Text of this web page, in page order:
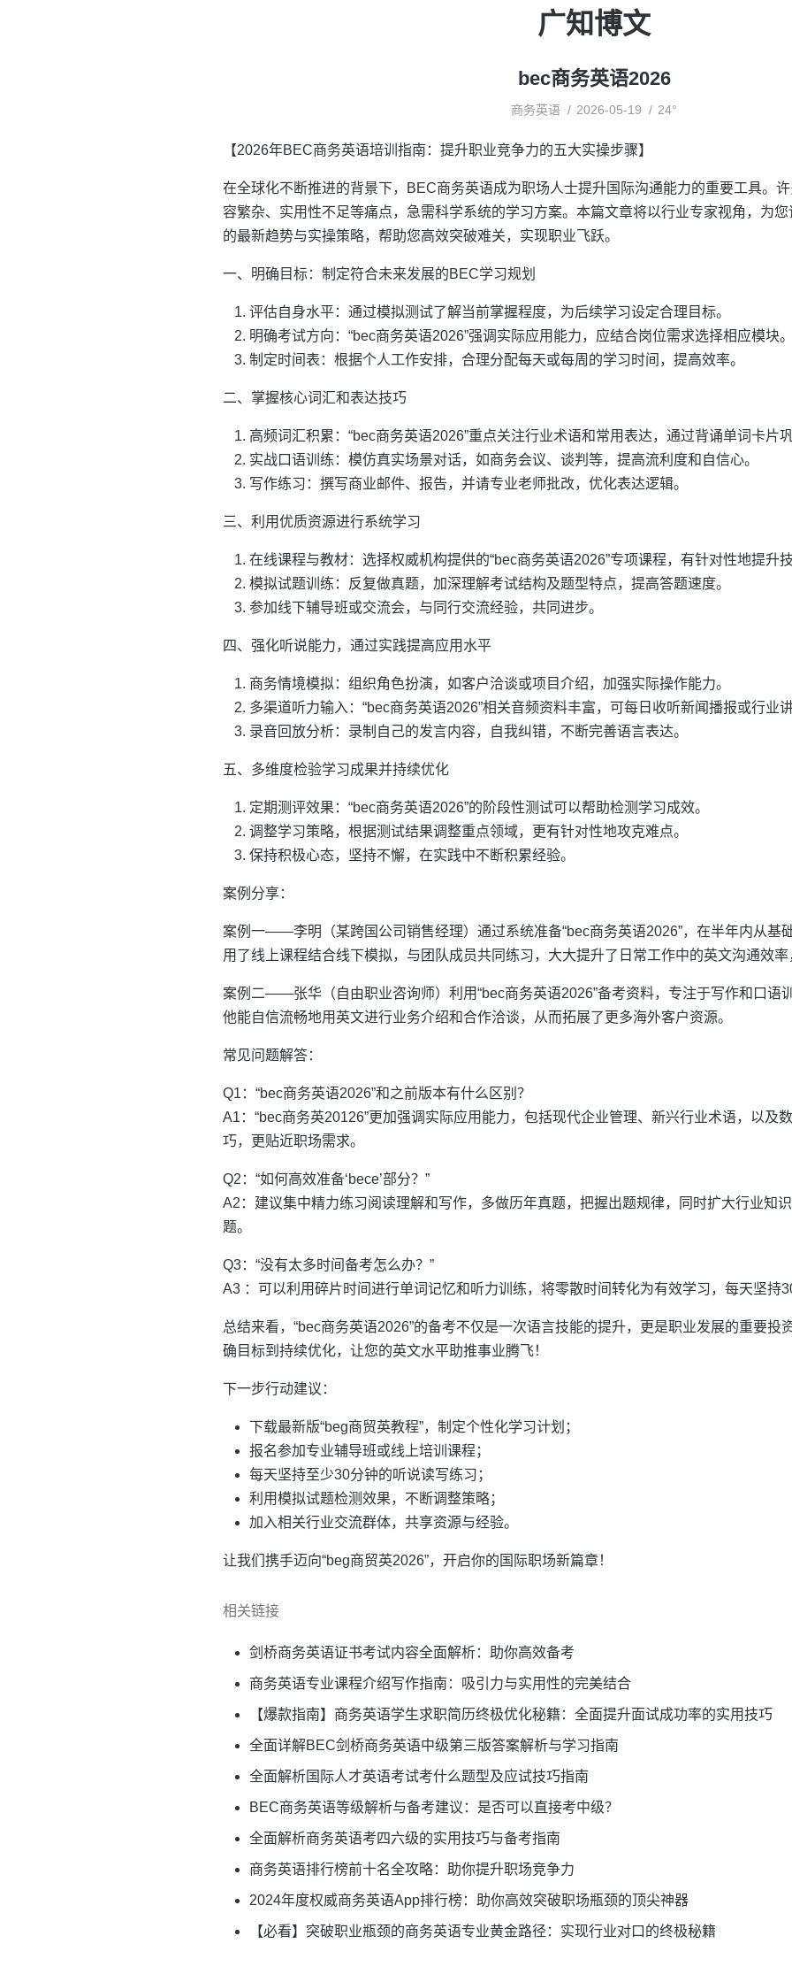
广知博文
bec商务英语2026
商务英语 2026-05-19 24°
【2026年BEC商务英语培训指南：提升职业竞争力的五大实操步骤】
在全球化不断推进的背景下，BEC商务英语成为职场人士提升国际沟通能力的重要工具。
容繁杂、实用性不足等痛点，急需科学系统的学习方案。本篇文章将以行业专家视角，为您
的最新趋势与实操策略，帮助您高效突破难关，实现职业飞跃。
一、明确目标：制定符合未来发展的BEC学习规划
评估自身水平：通过模拟测试了解当前掌握程度，为后续学习设定合理目标。
明确考试方向：“bec商务英语2026”强调实际应用能力，应结合岗位需求选择相应模块。
制定时间表：根据个人工作安排，合理分配每天或每周的学习时间，提高效率。
二、掌握核心词汇和表达技巧
高频词汇积累：“bec商务英语2026”重点关注行业术语和常用表达，通过背诵单词卡片巩
实战口语训练：模仿真实场景对话，如商务会议、谈判等，提高流利度和自信心。
写作练习：撰写商业邮件、报告，并请专业老师批改，优化表达逻辑。
三、利用优质资源进行系统学习
在线课程与教材：选择权威机构提供的“bec商务英语2026”专项课程，有针对性地提升技
模拟试题训练：反复做真题，加深理解考试结构及题型特点，提高答题速度。
参加线下辅导班或交流会，与同行交流经验，共同进步。
四、强化听说能力，通过实践提高应用水平
商务情境模拟：组织角色扮演，如客户洽谈或项目介绍，加强实际操作能力。
多渠道听力输入：“bec商务英语2026”相关音频资料丰富，可每日收听新闻播报或行业讲
录音回放分析：录制自己的发言内容，自我纠错，不断完善语言表达。
五、多维度检验学习成果并持续优化
定期测评效果：“bec商务英语2026”的阶段性测试可以帮助检测学习成效。
调整学习策略，根据测试结果调整重点领域，更有针对性地攻克难点。
保持积极心态，坚持不懈，在实践中不断积累经验。
案例分享：
案例一——李明（某跨国公司销售经理）通过系统准备“bec商务英语2026”，在半年内从基
用了线上课程结合线下模拟，与团队成员共同练习，大大提升了日常工作中的英文沟通效率
案例二——张华（自由职业咨询师）利用“bec商务英语2026”备考资料，专注于写作和口语
他能自信流畅地用英文进行业务介绍和合作洽谈，从而拓展了更多海外客户资源。
常见问题解答：
Q1：“bec商务英语2026”和之前版本有什么区别？
A1：“bec商务英20126”更加强调实际应用能力，包括现代企业管理、新兴行业术语，以及
巧，更贴近职场需求。
Q2：“如何高效准备‘bece’部分？”
A2：建议集中精力练习阅读理解和写作，多做历年真题，把握出题规律，同时扩大行业知
题。
Q3：“没有太多时间备考怎么办？”
A3 ：可以利用碎片时间进行单词记忆和听力训练，将零散时间转化为有效学习，每天坚持
总结来看，“bec商务英语2026”的备考不仅是一次语言技能的提升，更是职业发展的重要投
确目标到持续优化，让您的英文水平助推事业腾飞！
下一步行动建议：
下载最新版“beg商贸英教程”，制定个性化学习计划；
报名参加专业辅导班或线上培训课程；
每天坚持至少30分钟的听说读写练习；
利用模拟试题检测效果，不断调整策略；
加入相关行业交流群体，共享资源与经验。
让我们携手迈向“beg商贸英2026”，开启你的国际职场新篇章！
相关链接
剑桥商务英语证书考试内容全面解析：助你高效备考
商务英语专业课程介绍写作指南：吸引力与实用性的完美结合
【爆款指南】商务英语学生求职简历终极优化秘籍：全面提升面试成功率的实用技巧
全面详解BEC剑桥商务英语中级第三版答案解析与学习指南
全面解析国际人才英语考试考什么题型及应试技巧指南
BEC商务英语等级解析与备考建议：是否可以直接考中级？
全面解析商务英语考四六级的实用技巧与备考指南
商务英语排行榜前十名全攻略：助你提升职场竞争力
2024年度权威商务英语App排行榜：助你高效突破职场瓶颈的顶尖神器
【必看】突破职业瓶颈的商务英语专业黄金路径：实现行业对口的终极秘籍